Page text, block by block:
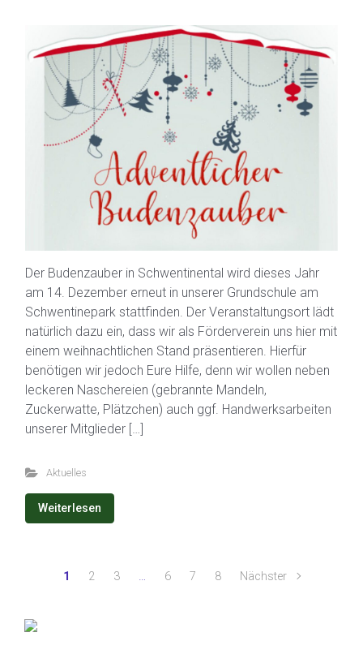
Der Budenzauber in Schwentinental wird dieses Jahr
am 14. Dezember erneut in unserer Grundschule am
Schwentinepark stattfinden. Der Veranstaltungsort lädt
natürlich dazu ein, dass wir als Förderverein uns hier mit
einem weihnachtlichen Stand präsentieren. Hierfür
benötigen wir jedoch Eure Hilfe, denn wir wollen neben
leckeren Naschereien (gebrannte Mandeln,
Zuckerwatte, Plätzchen) auch ggf. Handwerksarbeiten
unserer Mitglieder […]
Aktuelles
Weiterlesen
1 2 3 … 6 7 8 Nächster